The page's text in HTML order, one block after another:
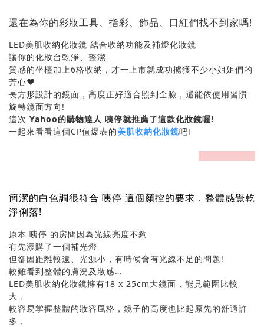
還在為你的彩妝工具、指彩、飾品、口紅們找不到家嗎!
LED美肌收納化妝鏡 結合收納功能及補燈化妝鏡
讓你的化妝台乾淨、整潔
質感的坐檯加上6格收納，才一上市就成功擄獲不少小姐姐們的
芳心♥
長方形設計的鏡面，高度正好適合照到全臉，還能依使用習慣
旋轉鏡面方向!
這次 Yahoo的購物達人 咦停就推薦了這款化妝鏡喔!
一起來看看這個CP值爆表的美肌收納化妝鏡吧!
簡潔的白色調很符合 咦停 這個顏控的要求，整體感覺乾
淨俐落!
原本 咦停 的房間因為光線亮度不夠
有先添購了一個補光燈
但卻因距離較遠、光源小，有時候會有光線不足的問題!
較難看到整體的膚況及妝感…
LED美肌收納化妝鏡擁有18 x 25cm大鏡面，能見範圍比較
大，
較容易掌握整體的妝容風格，鏡子的高度也比起原先的舒適許
多，